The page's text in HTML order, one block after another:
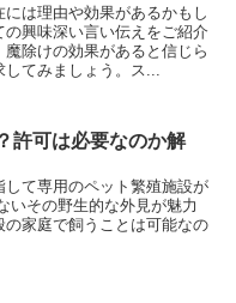
は理由や効果があるかもし
興味深い言い伝えをご紹介
除けの効果があると信じら
てみましょう。ス...
許可は必要なのか解
て専用のペット繁殖施設が
いその野生的な外見が魅力
家庭で飼うことは可能なの